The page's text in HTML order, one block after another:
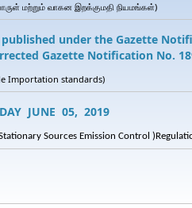
மற்றும் வாகன இறக்குமதி நியமங்கள்)
under the Gazette
Gazette Notification No.
Importation standards)
JUNE 05, 2019
Sources Emission Control )